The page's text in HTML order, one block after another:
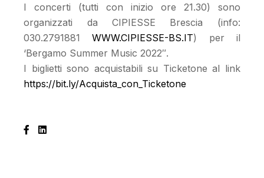
I concerti (tutti con inizio ore 21.30) sono
organizzati da CIPIESSE Brescia (info:
030.2791881WWW.CIPIESSE-BS.IT) per il
‘Bergamo Summer Music 2022″.
I biglietti sono acquistabili su Ticketone al link
https://bit.ly/Acquista_con_Ticketone